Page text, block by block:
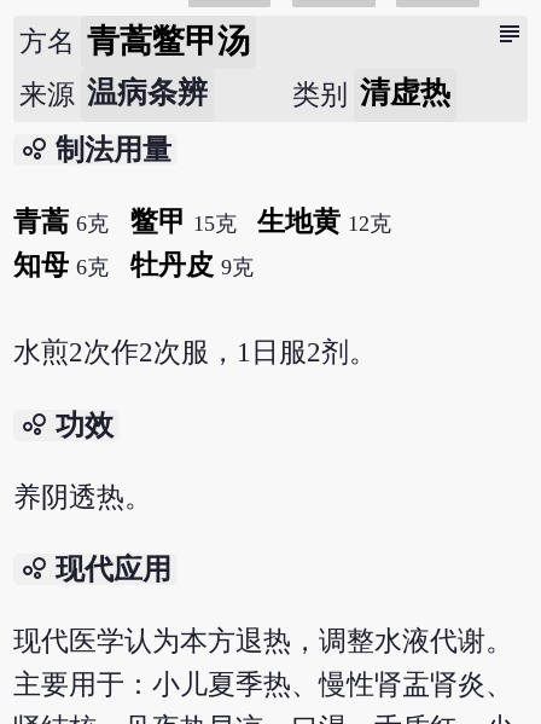
subject
方名 青蒿鳖甲汤
来源 温病条辨 类别 清虚热
bubble_chart 制法用量
青蒿 6克 鳖甲 15克 生地黄 12克
知母 6克 牡丹皮 9克
水煎2次作2次服，1日服2剂。
bubble_chart 功效
养阴透热。
bubble_chart 现代应用
现代医学认为本方退热，调整水液代谢。
主要用于：小儿夏季热、慢性肾盂肾炎、